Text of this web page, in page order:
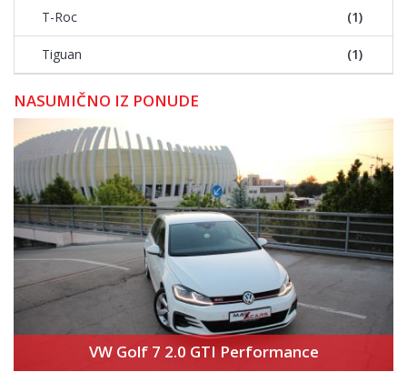
T-Roc (1)
Tiguan (1)
NASUMIČNO IZ PONUDE
VW Golf 7 2.0 GTI Performance